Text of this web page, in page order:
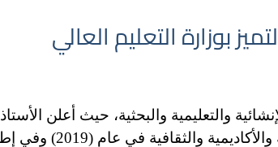
بوزارة التعليم العالي
والتعليمية والبحثية، حيث أعلن
أسوان أن جامعة أسوان